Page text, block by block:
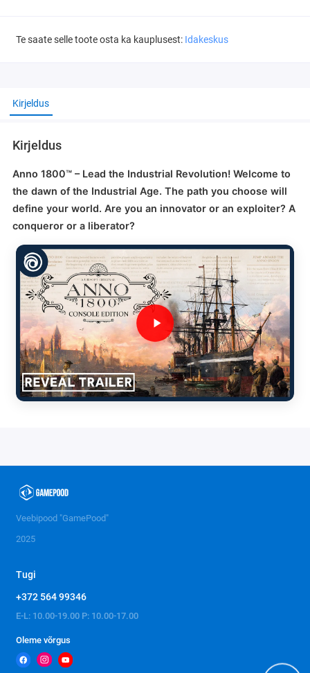
Te saate selle toote osta ka kauplusest: Idakeskus
Kirjeldus
Kirjeldus
Anno 1800™ – Lead the Industrial Revolution! Welcome to
the dawn of the Industrial Age. The path you choose will
define your world. Are you an innovator or an exploiter? A
conqueror or a liberator?
Veebipood "GamePood"
2025
Tugi
+372 564 99346
E-L: 10.00-19.00 P: 10.00-17.00
Oleme võrgus